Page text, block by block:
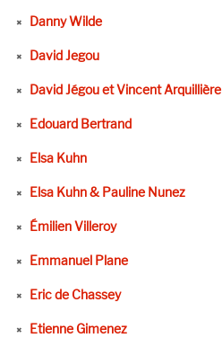
Danny Wilde
David Jegou
David Jégou et Vincent Arquillière
Edouard Bertrand
Elsa Kuhn
Elsa Kuhn & Pauline Nunez
Émilien Villeroy
Emmanuel Plane
Eric de Chassey
Etienne Gimenez